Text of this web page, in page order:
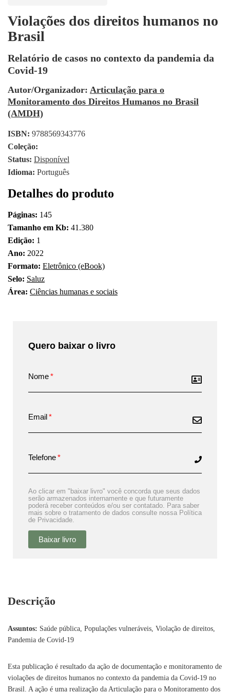
Violações dos direitos humanos no
Brasil
Relatório de casos no contexto da pandemia da
Covid-19
Autor/Organizador: Articulação para o
Monitoramento dos Direitos Humanos no Brasil
(AMDH)
ISBN: 9788569343776
Coleção:
Status: Disponível
Idioma: Português
Detalhes do produto
Páginas: 145
Tamanho em Kb: 41.380
Edição: 1
Ano: 2022
Formato: Eletrônico (eBook)
Selo: Saluz
Área: Ciências humanas e sociais
Quero baixar o livro
Nome
Email
Telefone
Ao clicar em "baixar livro" você concorda que seus dados
serão armazenados internamente e que futuramente
poderá receber conteúdos e/ou ser contatado. Para saber
mais sobre o tratamento de dados consulte nossa Política
de Privacidade.
Baixar livro
Descrição
Assuntos: Saúde pública, Populações vulneráveis, Violação de direitos,
Pandemia de Covid-19
Esta publicação é resultado da ação de documentação e monitoramento de
violações de direitos humanos no contexto da pandemia da Covid-19 no
Brasil. A ação é uma realização da Articulação para o Monitoramento dos